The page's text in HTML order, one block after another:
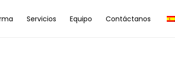
Servicios Equipo Contáctanos